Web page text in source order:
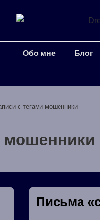
Обо мне Блог
с тегами мошенники
мошенники
Письма